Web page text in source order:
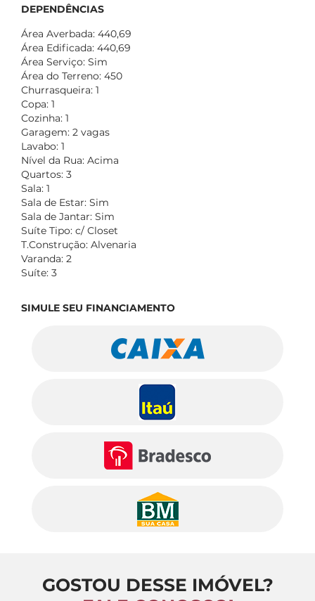
DEPENDÊNCIAS
Área Averbada: 440,69
Área Edificada: 440,69
Área Serviço: Sim
Área do Terreno: 450
Churrasqueira: 1
Copa: 1
Cozinha: 1
Garagem: 2 vagas
Lavabo: 1
Nível da Rua: Acima
Quartos: 3
Sala: 1
Sala de Estar: Sim
Sala de Jantar: Sim
Suíte Tipo: c/ Closet
T.Construção: Alvenaria
Varanda: 2
Suíte: 3
SIMULE SEU FINANCIAMENTO
GOSTOU DESSE IMÓVEL?